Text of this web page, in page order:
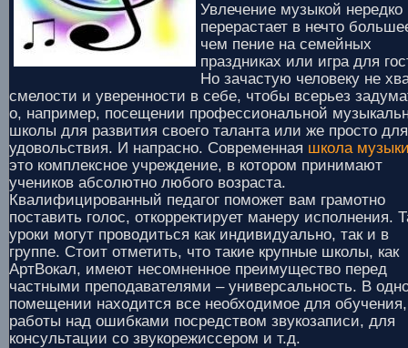
Увлечение музыкой нередко
перерастает в нечто
чем пение на семейных
праздниках или игра для
Но зачастую человеку не
смелости и уверенности в себе, чтобы всерьез
о, например, посещении профессиональной
школы для развития своего таланта или же просто для
удовольствия. И напрасно. Современная школа
это комплексное учреждение, в котором принимают
учеников абсолютно любого возраста.
Квалифицированный педагог поможет вам грамотно
поставить голос, откорректирует манеру исполнения.
уроки могут проводиться как индивидуально, так и в
группе. Стоит отметить, что такие крупные школы, как
АртВокал, имеют несомненное преимущество перед
частными преподавателями – универсальность. В
помещении находится все необходимое для
работы над ошибками посредством звукозаписи, для
консультации со звукорежиссером и т.д.